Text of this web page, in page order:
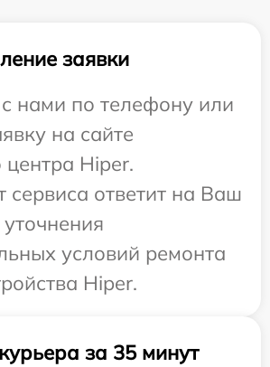
заявки
нами по телефону или
на сайте
центра Hiper.
сервиса ответит на Ваш
условий ремонта
Hiper.
за 35 минут